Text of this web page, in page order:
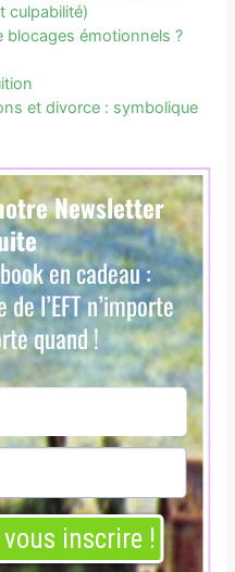
culpabilité)
blocages émotionnels ?
et divorce : symbolique